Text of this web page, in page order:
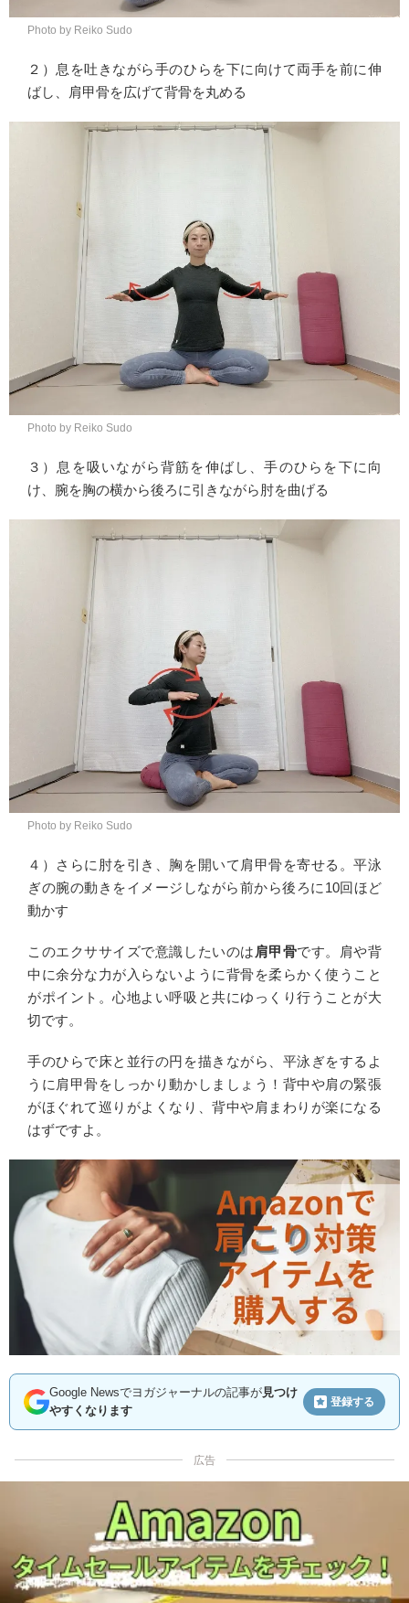
Photo by Reiko Sudo
２）息を吐きながら手のひらを下に向けて両手を前に伸
ばし、肩甲骨を広げて背骨を丸める
Photo by Reiko Sudo
３）息を吸いながら背筋を伸ばし、手のひらを下に向
け、腕を胸の横から後ろに引きながら肘を曲げる
Photo by Reiko Sudo
４）さらに肘を引き、胸を開いて肩甲骨を寄せる。平泳
ぎの腕の動きをイメージしながら前から後ろに10回ほど
動かす
このエクササイズで意識したいのは 肩甲骨です。肩や背
中に余分な力が入らないように背骨を柔らかく使うこと
がポイント。心地よい呼吸と共にゆっくり行うことが大
切です。
手のひらで床と並行の円を描きながら、平泳ぎをするよ
うに肩甲骨をしっかり動かしましょう！背中や肩の緊張
がほぐれて巡りがよくなり、背中や肩まわりが楽になる
はずですよ。
Google Newsでヨガジャーナルの記事が見つけ
やすくなります
登録する
広告